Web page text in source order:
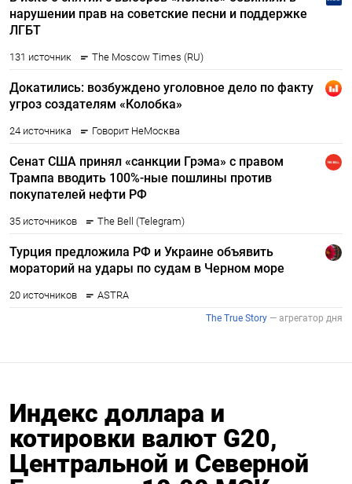
Индекс доллара и
котировки валют G20,
Центральной и Северной